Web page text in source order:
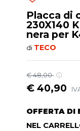
Placca di
230X140
nera per
di TECO
€ 48,00
€ 40,90
OFFERTA DI
NEL